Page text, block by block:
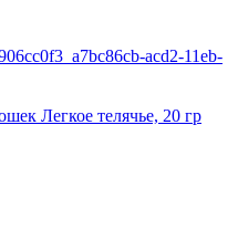
Легкое телячье, 20 гр